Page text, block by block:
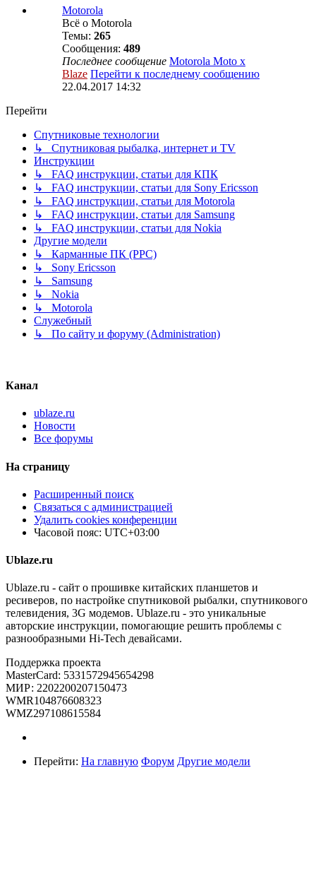
Motorola
Всё о Motorola
Темы: 265
Сообщения: 489
Последнее сообщение Motorola Moto x
Blaze Перейти к последнему сообщению
22.04.2017 14:32
Перейти
Спутниковые технологии
↳ Спутниковая рыбалка, интернет и TV
Инструкции
↳ FAQ инструкции, статьи для КПК
↳ FAQ инструкции, статьи для Sony Ericsson
↳ FAQ инструкции, статьи для Motorola
↳ FAQ инструкции, статьи для Samsung
↳ FAQ инструкции, статьи для Nokia
Другие модели
↳ Карманные ПК (PPC)
↳ Sony Ericsson
↳ Samsung
↳ Nokia
↳ Motorola
Служебный
↳ По сайту и форуму (Administration)
Канал
ublaze.ru
Новости
Все форумы
На страницу
Расширенный поиск
Связаться с администрацией
Удалить cookies конференции
Часовой пояс: UTC+03:00
Ublaze.ru
Ublaze.ru - сайт о прошивке китайских планшетов и
ресиверов, по настройке спутниковой рыбалки, спутникового
телевидения, 3G модемов. Ublaze.ru - это уникальные
авторские инструкции, помогающие решить проблемы с
разнообразными Hi-Tech девайсами.
Поддержка проекта
MasterCard: 5331572945654298
МИР: 2202200207150473
WMR104876608323
WMZ297108615584
Перейти: На главную Форум Другие модели